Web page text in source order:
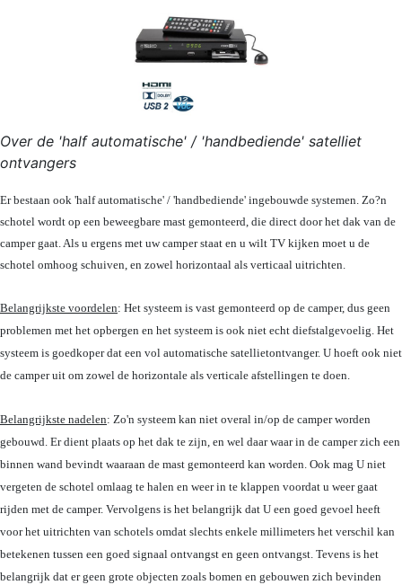
Over de 'half automatische' / 'handbediende' satelliet
ontvangers
Er bestaan ook 'half automatische' / 'handbediende' ingebouwde systemen. Zo?n
schotel wordt op een beweegbare mast gemonteerd, die direct door het dak van de
camper gaat. Als u ergens met uw camper staat en u wilt TV kijken moet u de
schotel omhoog schuiven, en zowel horizontaal als verticaal uitrichten.
Belangrijkste voordelen: Het systeem is vast gemonteerd op de camper, dus geen
problemen met het opbergen en het systeem is ook niet echt diefstalgevoelig. Het
systeem is goedkoper dat een vol automatische satellietontvanger. U hoeft ook niet
de camper uit om zowel de horizontale als verticale afstellingen te doen.
Belangrijkste nadelen: Zo'n systeem kan niet overal in/op de camper worden
gebouwd. Er dient plaats op het dak te zijn, en wel daar waar in de camper zich een
binnen wand bevindt waaraan de mast gemonteerd kan worden. Ook mag U niet
vergeten de schotel omlaag te halen en weer in te klappen voordat u weer gaat
rijden met de camper. Vervolgens is het belangrijk dat U een goed gevoel heeft
voor het uitrichten van schotels omdat slechts enkele millimeters het verschil kan
betekenen tussen een goed signaal ontvangst en geen ontvangst. Tevens is het
belangrijk dat er geen grote objecten zoals bomen en gebouwen zich bevinden